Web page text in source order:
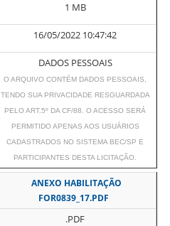
1 MB
16/05/2022 10:47:42
DADOS PESSOAIS
O ARQUIVO CONTÉM DADOS PESSOAIS,
TENDO SUA PRIVACIDADE RESGUARDADA
PELO ART.5º DA CF/88. O ACESSO SERÁ
PERMITIDO APENAS AOS USUÁRIOS
CADASTRADOS NO SISTEMA BEC/SP E
PARTICIPANTES DESTA LICITAÇÃO.
ANEXO HABILITAÇÃO
FOR0839_17.PDF
.PDF